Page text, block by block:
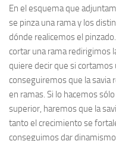
En el esquema que
se pinza una rama y los
dónde realicemos el
cortar una rama redirigimos
quiere decir que si cortamos
conseguiremos que la savia
en ramas. Si lo hacemos
superior, haremos que la
tanto el crecimiento se
conseguimos dar